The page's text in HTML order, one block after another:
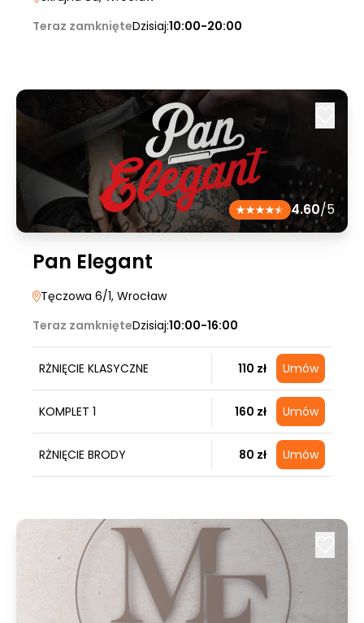
Teraz zamknięteDzisiaj:10:00-20:00
4.60/5
Pan Elegant
Tęczowa 6/1, Wrocław
Teraz zamknięteDzisiaj:10:00-16:00
RŻNIĘCIE KLASYCZNE 110 zł Umów
KOMPLET 1 160 zł Umów
RŻNIĘCIE BRODY 80 zł Umów